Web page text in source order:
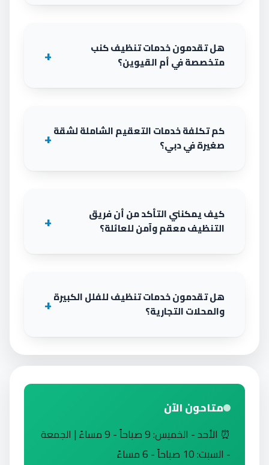
هل تقدمون خدمات تنظيف كنب
متخصصة في أم القيوين؟
كم تكلفة خدمات التعقيم الشاملة لشقة
صغيرة في دبي؟
كيف يمكنني التأكد من أن فريق
التنظيف معقم وآمن للعائلة؟
هل تقدمون خدمات تنظيف للفلل الكبيرة
والمحلات التجارية؟
متاحون الآن
⏰ الأحد - الخميس: 9 صباحاً - 9 مساءً | الجمعة
- السبت: 10 صباحاً - 6 مساءً